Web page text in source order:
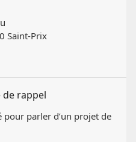
Saint-Prix
de rappel
pour parler d’un projet de